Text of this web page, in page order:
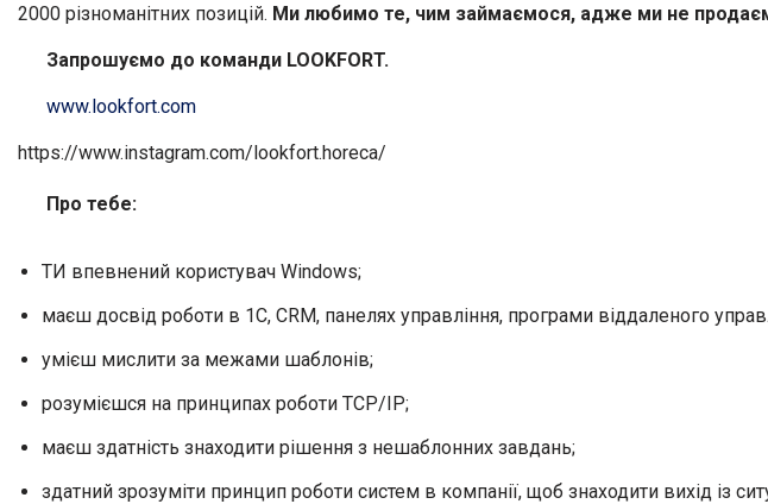
2000 різноманітних позицій. Ми любимо те, чим займаємося, адже ми не
Запрошуємо до команди LOOKFORT.
www.lookfort.com
https://www.instagram.com/lookfort.horeca/
Про тебе:
ТИ впевнений користувач Windows;
маєш досвід роботи в 1С, CRM, панелях управління, програми віддаленого
умієш мислити за межами шаблонів;
розумієшся на принципах роботи TCP/IP;
маєш здатність знаходити рішення з нешаблонних завдань;
здатний зрозуміти принцип роботи систем в компанії, щоб знаходити вихід із